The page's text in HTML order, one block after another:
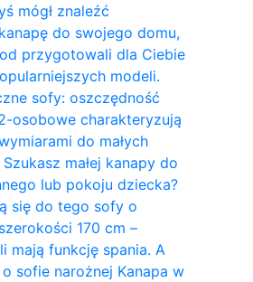
mógł znaleźć
do swojego domu,
przygotowali dla Ciebie
modeli.
sofy: oszczędność
osobowe charakteryzują
do małych
małej kanapy do
lub pokoju dziecka?
się do tego sofy o
170 cm –
mają funkcję spania. A
sofie narożnej Kanapa w